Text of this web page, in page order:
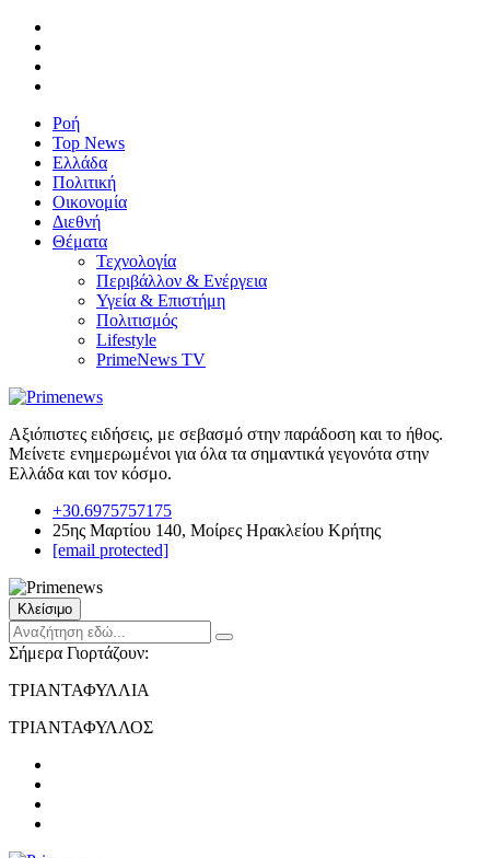
Ροή
Top News
Ελλάδα
Πολιτική
Οικονομία
Διεθνή
Θέματα
Τεχνολογία
Περιβάλλον & Ενέργεια
Υγεία & Επιστήμη
Πολιτισμός
Lifestyle
PrimeNews TV
Αξιόπιστες ειδήσεις, με σεβασμό στην παράδοση και το ήθος.
Μείνετε ενημερωμένοι για όλα τα σημαντικά γεγονότα στην
Ελλάδα και τον κόσμο.
+30.6975757175
25ης Μαρτίου 140, Μοίρες Ηρακλείου Κρήτης
[email protected]
Κλείσιμο
Σήμερα Γιορτάζουν:
ΤΡΙΑΝΤΑΦΥΛΛΙΑ
ΤΡΙΑΝΤΑΦΥΛΛΟΣ